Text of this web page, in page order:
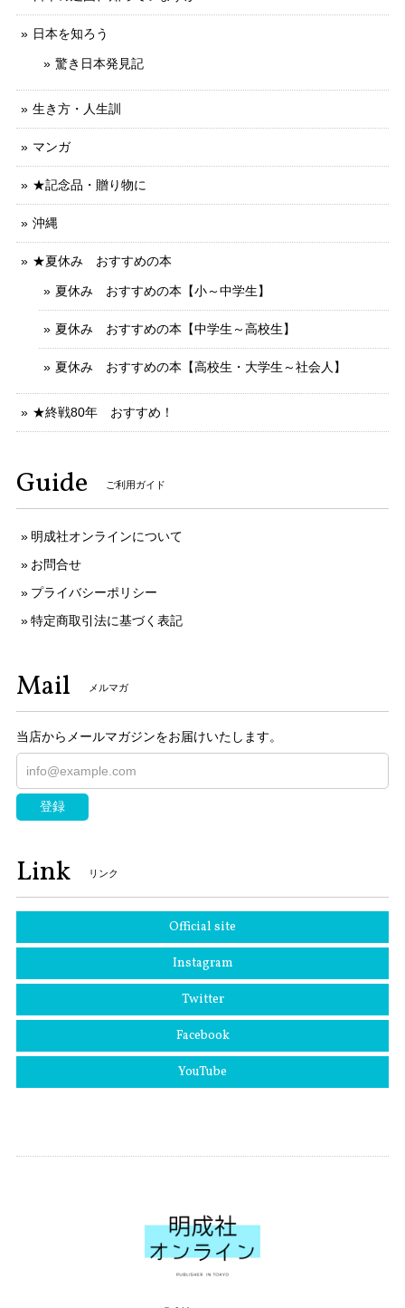
日本を知ろう
驚き日本発見記
生き方・人生訓
マンガ
★記念品・贈り物に
沖縄
★夏休み おすすめの本
夏休み おすすめの本【小～中学生】
夏休み おすすめの本【中学生～高校生】
夏休み おすすめの本【高校生・大学生～社会人】
★終戦80年 おすすめ！
Guide ご利用ガイド
明成社オンラインについて
お問合せ
プライバシーポリシー
特定商取引法に基づく表記
Mail メルマガ
当店からメールマガジンをお届けいたします。
登録
Link リンク
Official site
Instagram
Twitter
Facebook
YouTube